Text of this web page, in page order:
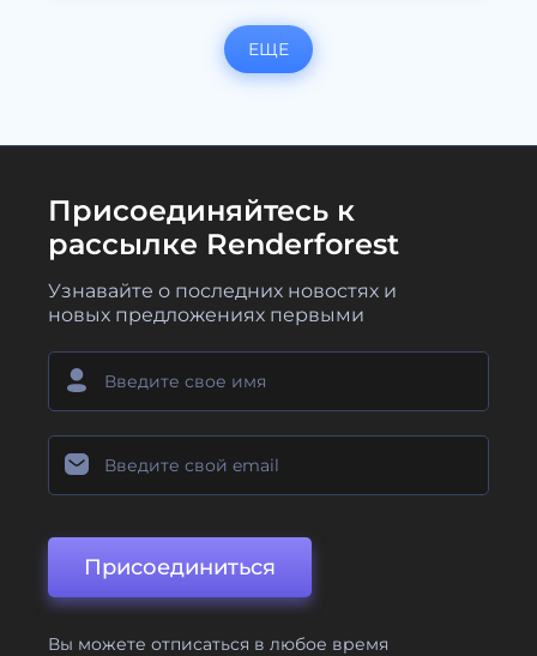
ЕЩЕ
Присоединяйтесь к
рассылке Renderforest
Узнавайте о последних новостях и
новых предложениях первыми
Присоединиться
Вы можете отписаться в любое время